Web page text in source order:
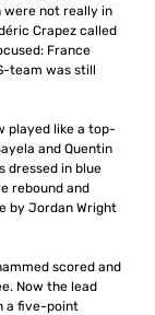
were not really in
Crapez called
France
team was still
played like a top-
and Quentin
dressed in blue
rebound and
by Jordan Wright
scored and
Now the lead
a five-point